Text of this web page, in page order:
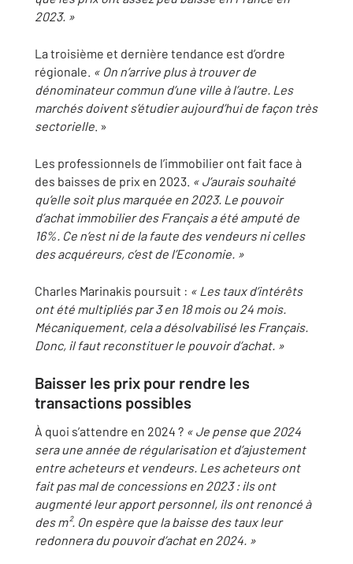
2023. »
La troisième et dernière tendance est d’ordre
régionale. « On n’arrive plus à trouver de
dénominateur commun d’une ville à l’autre. Les
marchés doivent s’étudier aujourd’hui de façon très
sectorielle. »
Les professionnels de l’immobilier ont fait face à
des baisses de prix en 2023. « J’aurais souhaité
qu’elle soit plus marquée en 2023. Le pouvoir
d’achat immobilier des Français a été amputé de
16%. Ce n’est ni de la faute des vendeurs ni celles
des acquéreurs, c’est de l’Economie. »
Charles Marinakis poursuit : « Les taux d’intérêts
ont été multipliés par 3 en 18 mois ou 24 mois.
Mécaniquement, cela a désolvabilisé les Français.
Donc, il faut reconstituer le pouvoir d’achat. »
Baisser les prix pour rendre les
transactions possibles
À quoi s’attendre en 2024 ? « Je pense que 2024
sera une année de régularisation et d’ajustement
entre acheteurs et vendeurs. Les acheteurs ont
fait pas mal de concessions en 2023 : ils ont
augmenté leur apport personnel, ils ont renoncé à
des m². On espère que la baisse des taux leur
redonnera du pouvoir d’achat en 2024. »